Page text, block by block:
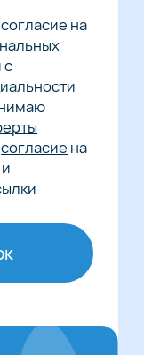
на
с
согласие на